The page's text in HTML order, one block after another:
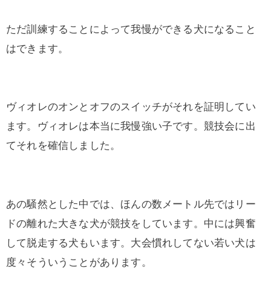
ただ訓練することによって我慢ができる犬になること
はできます。
ヴィオレのオンとオフのスイッチがそれを証明してい
ます。ヴィオレは本当に我慢強い子です。競技会に出
てそれを確信しました。
あの騒然とした中では、ほんの数メートル先ではリー
ドの離れた大きな犬が競技をしています。中には興奮
して脱走する犬もいます。大会慣れしてない若い犬は
度々そういうことがあります。